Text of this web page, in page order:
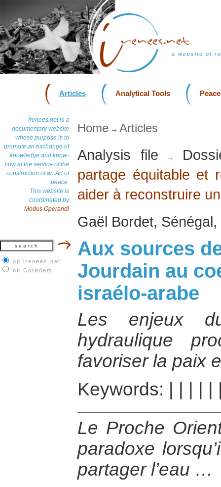
a website of
Articles Analytical Tools
Irenees.net is a
documentary website
whose purpose is to
promote an exchange of
knowledge and know-
how at the service of the
construction of an Art of
peace.
This website is
coordinated by
Modus Operandi
on irenees.net
on Coredem
Home Articles
Analysis file
partage équitable et
aider à reconstruire
Gaël Bordet,
Aux sources
Jourdain au
israélo-arabe
Les enjeux
hydraulique
favoriser la paix
Keywords:
Le Proche
paradoxe
partager l’eau …